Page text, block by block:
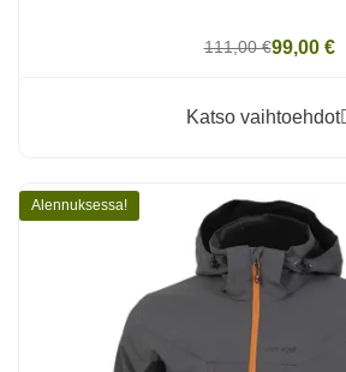
111,00 €99,00 €
Katso vaihtoehdot
Alennuksessa!